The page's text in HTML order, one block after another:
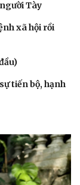
Tày
xã hội rồi
tiến bộ, hạnh